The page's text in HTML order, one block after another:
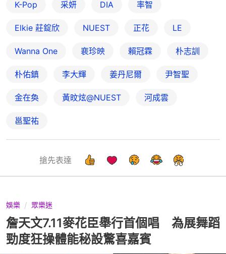
K-Pop 采妍 DIA 率智
Elkie 莊錠欣 NUEST 正花 LE
Wanna One 裵珍映 賴冠霖 朴志訓
朴佑鎮 李大輝 姜丹尼爾 尹智聖
金在奐 黃旼炫@NUEST 河成雲
邕聖祐
搶先表達
娛樂 眾樂迷
詹天文7.11麥花臣舉行首個唱 為展舞蹈
勁度狂操體能秘設驚喜嘉賓